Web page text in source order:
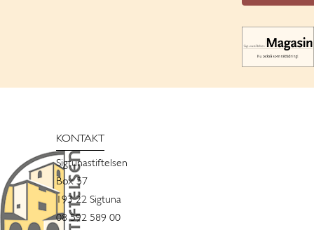
KONTAKT
Sigtunastiftelsen
Box 57
193 22 Sigtuna
08 592 589 00